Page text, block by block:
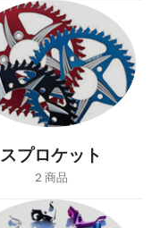
スプロケット
2商品